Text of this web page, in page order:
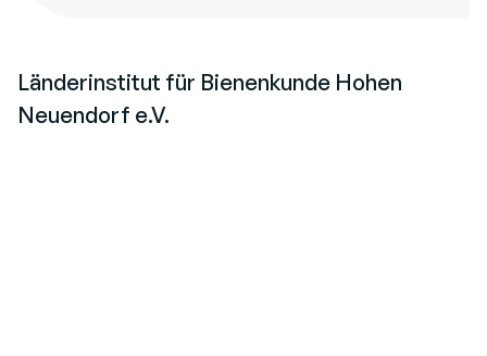
Länderinstitut für Bienenkunde Hohen
Neuendorf e.V.